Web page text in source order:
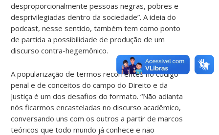
desproporcionalmente pessoas negras, pobres e
desprivilegiadas dentro da sociedade”. A ideia do
podcast, nesse sentido, também tem como ponto
de partida a possibilidade de produção de um
discurso contra-hegemônico.
A popularização de termos recorrentes no código
penal e de conceitos do campo do Direito e da
Justiça é um dos desafios do formato. “Não adianta
nós ficarmos encasteladas no discurso acadêmico,
conversando uns com os outros a partir de marcos
teóricos que todo mundo já conhece e não